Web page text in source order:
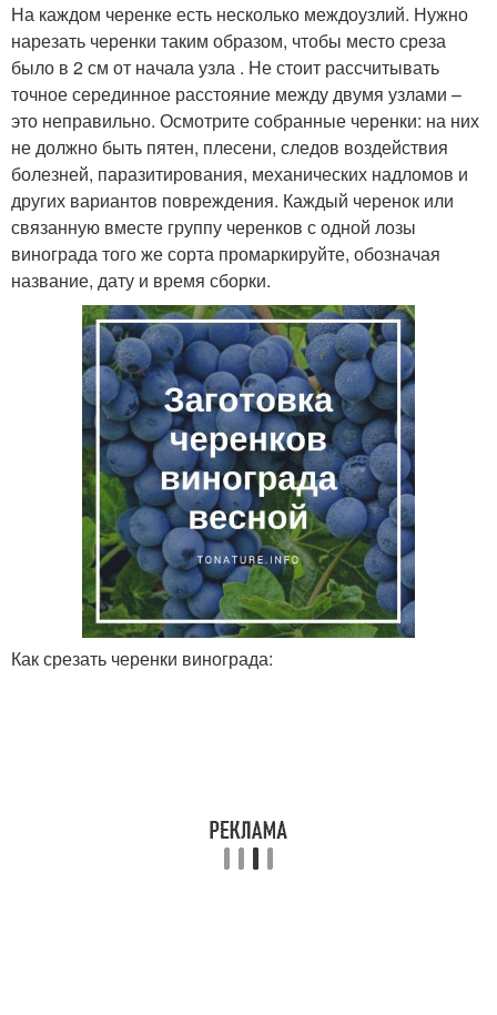
На каждом черенке есть несколько междоузлий. Нужно
нарезать черенки таким образом, чтобы место среза
было в 2 см от начала узла . Не стоит рассчитывать
точное серединное расстояние между двумя узлами –
это неправильно. Осмотрите собранные черенки: на них
не должно быть пятен, плесени, следов воздействия
болезней, паразитирования, механических надломов и
других вариантов повреждения. Каждый черенок или
связанную вместе группу черенков с одной лозы
винограда того же сорта промаркируйте, обозначая
название, дату и время сборки.
Как срезать черенки винограда: